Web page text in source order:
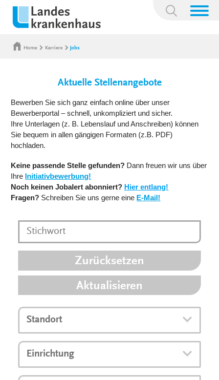
Suchbegriff:
Home Karriere Jobs
Aktuelle Stellenangebote
Bewerben Sie sich ganz einfach online über unser
Bewerberportal – schnell, unkompliziert und sicher.
Ihre Unterlagen (z. B. Lebenslauf und Anschreiben) können
Sie bequem in allen gängigen Formaten (z.B. PDF)
hochladen.
Keine passende Stelle gefunden? Dann freuen wir uns über
Ihre Initiativbewerbung!
Noch keinen Jobalert abonniert? Hier entlang!
Fragen? Schreiben Sie uns gerne eine E-Mail!
Zurücksetzen
Aktualisieren
Standort
Einrichtung